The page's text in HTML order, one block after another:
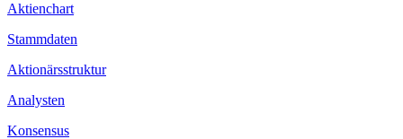
Aktienchart
Stammdaten
Aktionärsstruktur
Analysten
Konsensus